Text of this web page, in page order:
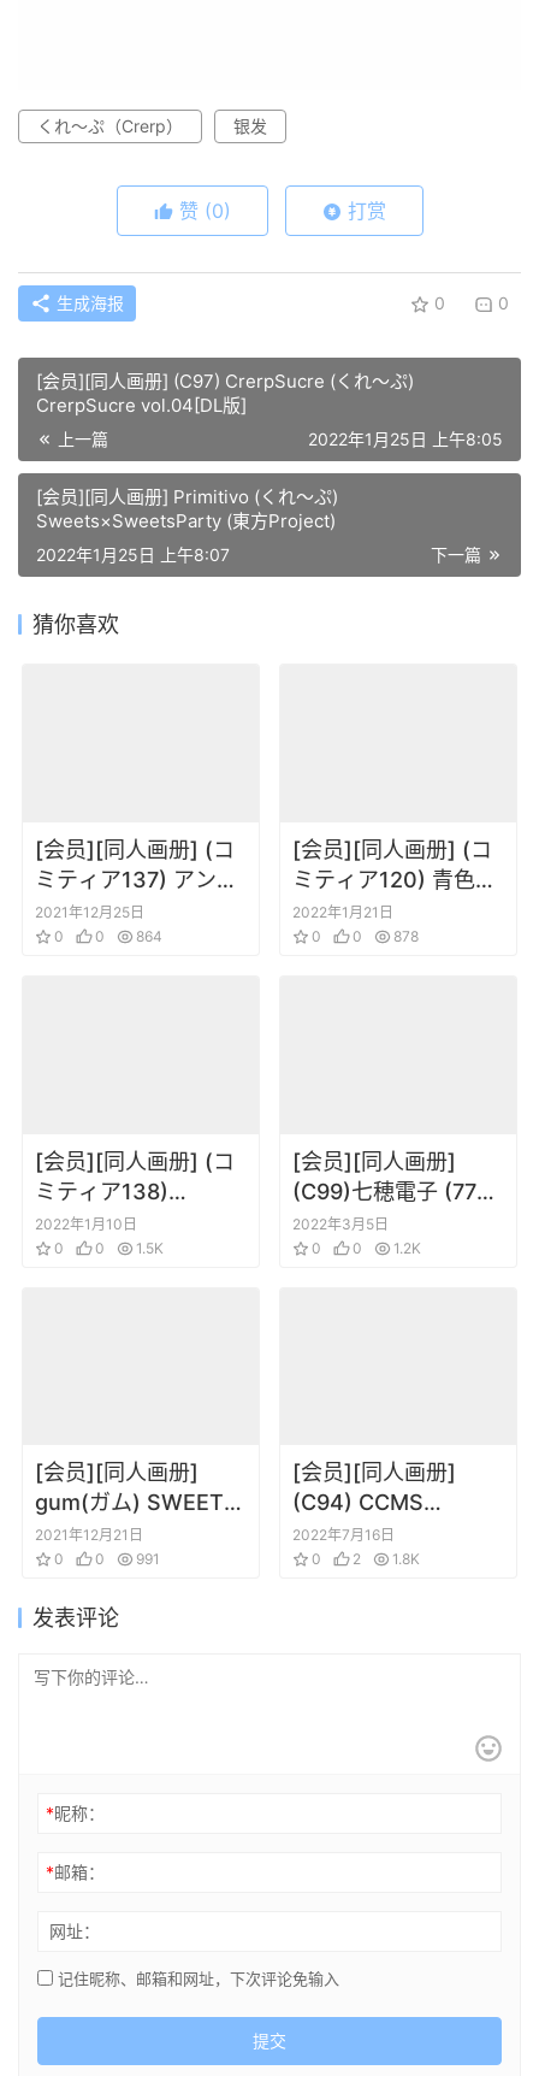
くれ～ぷ（Crerp） 银发
赞 (0) 打赏
生成海报 0 0
[会员][同人画册] (C97) CrerpSucre (くれ～ぷ)
CrerpSucre vol.04[DL版]
上一篇 2022年1月25日 上午8:05
[会员][同人画册] Primitivo (くれ～ぷ)
Sweets×SweetsParty (東方Project)
下一篇
2022年1月25日 上午8:07
猜你喜欢
[会员][同人画册] (コ
ミティア137) アンデ
ィスクライブド (みき
さい) 紫刃のレピドプ
2021年12月25日
0
0 864
[会员][同人画册] (コ
ミティア120) 青色
clip (竹花ノート)
Graffito
2022年1月21日
0
0 878
[会员][同人画册] (コ
ミティア138)
GreeNNight (GreeN)
BLACL BLADE (オリ
2022年1月10日
0
0 1.5K
[会员][同人画册]
(C99)七穂電子 (77gl)
リゼログmoment
2022年3月5日
0
0 1.2K
[会员][同人画册]
gum(ガム) SWEET
VIKING ILLUST
BOOK
2021年12月21日
0
0 991
[会员][同人画册]
(C94) CCMS
(Koyama Shigeto)
XXXXXXXXXX
2022年7月16日
0
2 1.8K
发表评论
*昵称：
*邮箱：
网址：
记住昵称、邮箱和网址，下次评论免输入
提交